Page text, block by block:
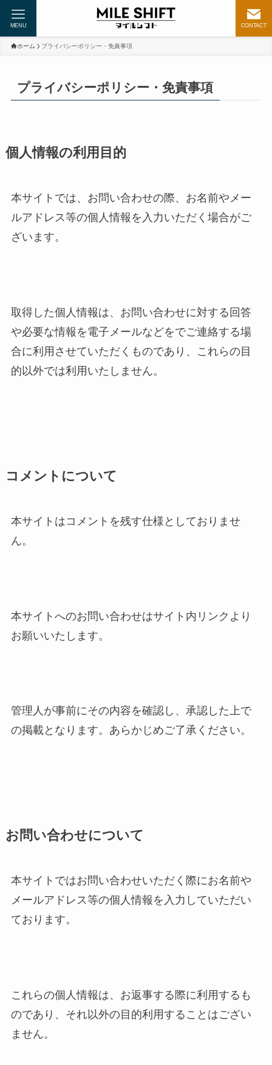
CONTACT
MENU
ホーム プライバシーポリシー・免責事項
プライバシーポリシー・免責事項
個人情報の利用目的
本サイトでは、お問い合わせの際、お名前やメー
ルアドレス等の個人情報を入力いただく場合がご
ざいます。
取得した個人情報は、お問い合わせに対する回答
や必要な情報を電子メールなどをでご連絡する場
合に利用させていただくものであり、これらの目
的以外では利用いたしません。
コメントについて
本サイトはコメントを残す仕様としておりませ
ん。
本サイトへのお問い合わせはサイト内リンクより
お願いいたします。
管理人が事前にその内容を確認し、承認した上で
の掲載となります。あらかじめご了承ください。
お問い合わせについて
本サイトではお問い合わせいただく際にお名前や
メールアドレス等の個人情報を入力していただい
ております。
これらの個人情報は、お返事する際に利用するも
のであり、それ以外の目的利用することはござい
ません。